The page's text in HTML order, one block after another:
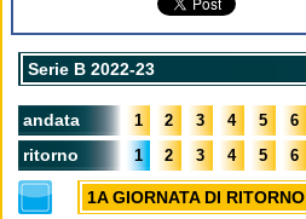
Serie B 2022-23
andata 1 2 3 4 5 6
ritorno 1 2 3 4 5 6
1A GIORNATA DI RITORNO